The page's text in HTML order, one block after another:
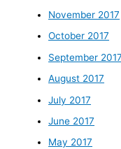
November 2017
October 2017
September 2017
August 2017
July 2017
June 2017
May 2017